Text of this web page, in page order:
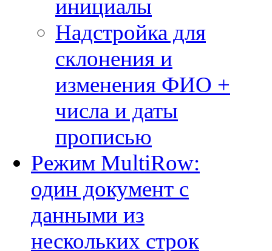
инициалы
Надстройка для
склонения и
изменения ФИО +
числа и даты
прописью
Режим MultiRow:
один документ с
данными из
нескольких строк